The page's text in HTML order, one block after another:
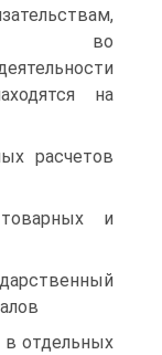
во
на
расчетов
и
в отдельных